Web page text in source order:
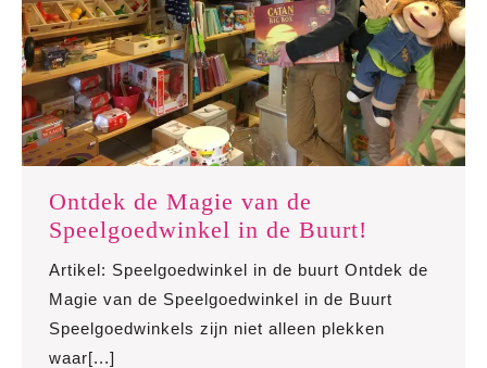
Ontdek de Magie van de
Speelgoedwinkel in de Buurt!
de
Magie
van
de
Artikel: Speelgoedwinkel in de buurt Ontdek de
Magie van de Speelgoedwinkel in de Buurt
Speelgoedwinkels zijn niet alleen plekken
waar[...]